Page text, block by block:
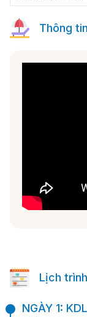
Thông
Lịch
NGÀY 1: